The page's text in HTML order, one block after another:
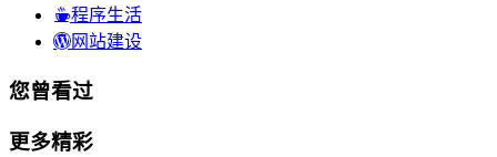
程序生活
网站建设
您曾看过
更多精彩